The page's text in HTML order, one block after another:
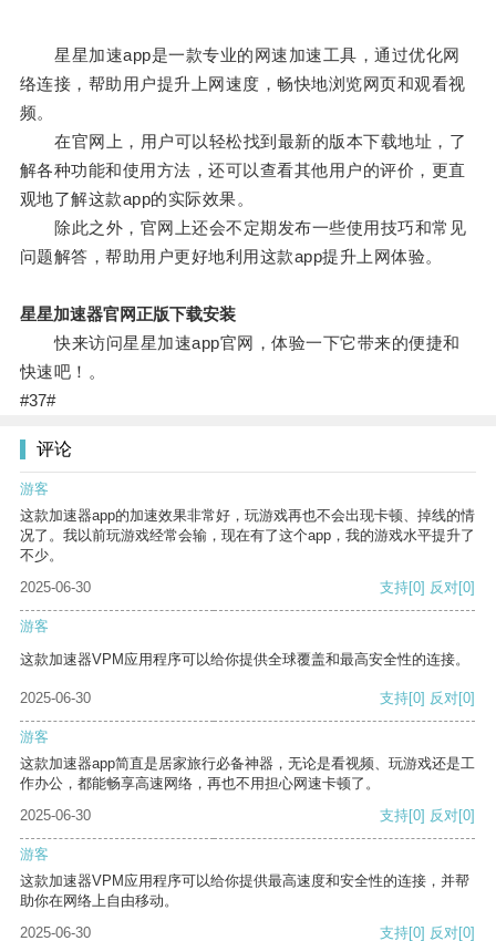
星星加速app是一款专业的网速加速工具，通过优化网
络连接，帮助用户提升上网速度，畅快地浏览网页和观看视
频。
在官网上，用户可以轻松找到最新的版本下载地址，了
解各种功能和使用方法，还可以查看其他用户的评价，更直
观地了解这款app的实际效果。
除此之外，官网上还会不定期发布一些使用技巧和常见
问题解答，帮助用户更好地利用这款app提升上网体验。
星星加速器官网正版下载安装
快来访问星星加速app官网，体验一下它带来的便捷和
快速吧！。
#37#
评论
游客
这款加速器app的加速效果非常好，玩游戏再也不会出现卡顿、掉线的情
况了。我以前玩游戏经常会输，现在有了这个app，我的游戏水平提升了
不少。
2025-06-30
支持[0] 反对[0]
游客
这款加速器VPM应用程序可以给你提供全球覆盖和最高安全性的连接。
2025-06-30 支持[0] 反对[0]
游客
这款加速器app简直是居家旅行必备神器，无论是看视频、玩游戏还是工
作办公，都能畅享高速网络，再也不用担心网速卡顿了。
2025-06-30
支持[0] 反对[0]
游客
这款加速器VPM应用程序可以给你提供最高速度和安全性的连接，并帮
助你在网络上自由移动。
2025-06-30
支持[0] 反对[0]